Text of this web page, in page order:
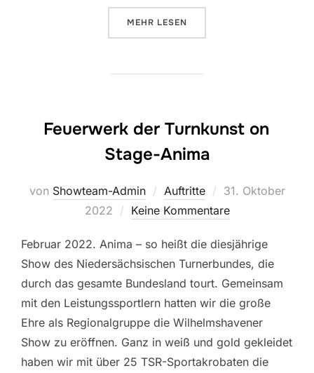
MEHR ÜBER „JUBILÄUM DES
LESEN
Feuerwerk der Turnkunst on
Stage-Anima
von Showteam-Admin Auftritte
Veröffentlicht
am
31. Oktober
2022
Keine Kommentare
Februar 2022. Anima – so heißt die diesjährige
Show des Niedersächsischen Turnerbundes, die
durch das gesamte Bundesland tourt. Gemeinsam
mit den Leistungssportlern hatten wir die große
Ehre als Regionalgruppe die Wilhelmshavener
Show zu eröffnen. Ganz in weiß und gold gekleidet
haben wir mit über 25 TSR-Sportakrobaten die